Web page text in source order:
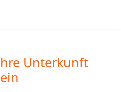
Unterkunft
ein